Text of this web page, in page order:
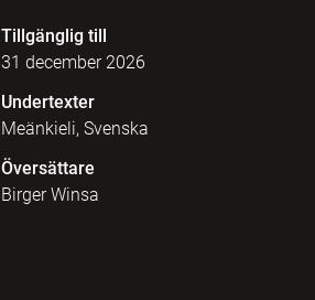
Tillgänglig till
31 december 2026
Undertexter
Meänkieli, Svenska
Översättare
Birger Winsa